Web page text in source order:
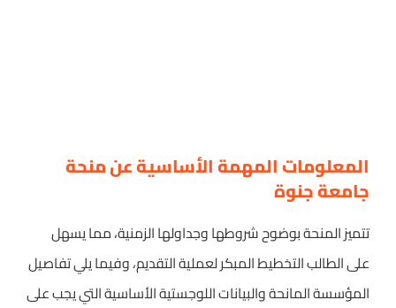
المعلومات المهمة الأساسية عن منحة
جامعة جنوة
تتميز المنحة بوضوح شروطها وجداولها الزمنية، مما يسهل
على الطالب التخطيط المبكر لعملية التقديم، وفيما يلي تفاصيل
المؤسسة المانحة والبيانات اللوجستية الأساسية التي يجب على